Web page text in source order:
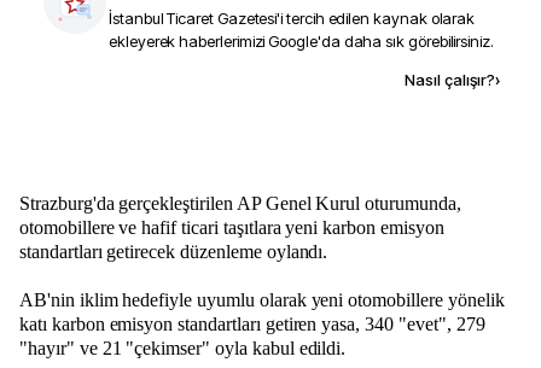
İstanbul Ticaret Gazetesi'i tercih edilen kaynak olarak
ekleyerek haberlerimizi Google'da daha sık görebilirsiniz.
Nasıl çalışır?›
Strazburg'da gerçekleştirilen AP Genel Kurul oturumunda,
otomobillere ve hafif ticari taşıtlara yeni karbon emisyon
standartları getirecek düzenleme oylandı.
AB'nin iklim hedefiyle uyumlu olarak yeni otomobillere yönelik
katı karbon emisyon standartları getiren yasa, 340 "evet", 279
"hayır" ve 21 "çekimser" oyla kabul edildi.